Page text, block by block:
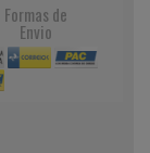
Formas de
Envio